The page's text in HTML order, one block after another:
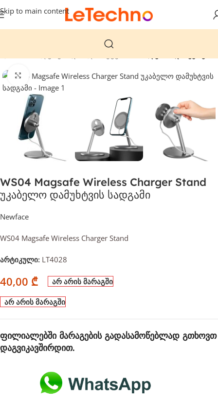
Skip to main content
დააჭირეთ გასადიდებლად
WS04 Magsafe Wireless Charger Stand
უკაბელო დამუხტვის სადგამი
Newface
WS04 Magsafe Wireless Charger Stand
არტიკული: LT4028
40,00 ₾ არ არის მარაგში
არ არის მარაგში
ფილიალებში მარაგების გადასამოწებლად გთხოვთ
დაგვიკავშირდით.